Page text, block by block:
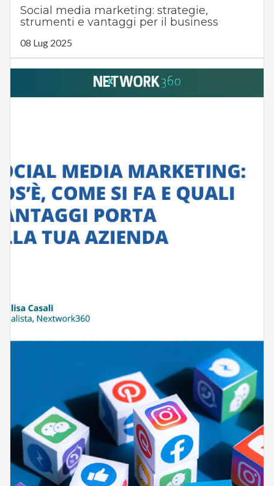
Social media marketing: strategie,
strumenti e vantaggi per il business
08 Lug 2025